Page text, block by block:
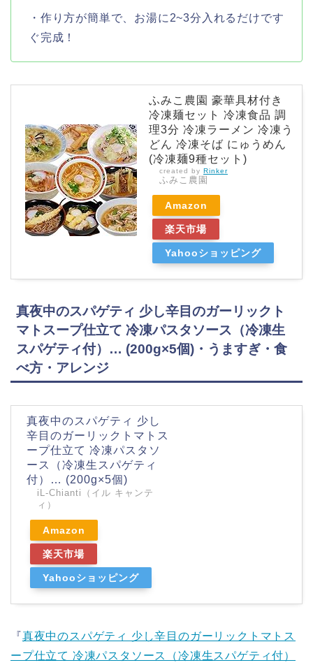
・作り方が簡単で、お湯に2~3分入れるだけです
ぐ完成！
ふみこ農園 豪華具材付き
冷凍麺セット 冷凍食品 調
理3分 冷凍ラーメン 冷凍う
どん 冷凍そば にゅうめん
(冷凍麺9種セット)
created by Rinker
ふみこ農園
Amazon
楽天市場
Yahooショッピング
真夜中のスパゲティ 少し辛目のガーリックト
マトスープ仕立て 冷凍パスタソース（冷凍生
スパゲティ付）… (200g×5個)・うますぎ・食
べ方・アレンジ
真夜中のスパゲティ 少し
辛目のガーリックトマトス
ープ仕立て 冷凍パスタソ
ース（冷凍生スパゲティ
付）… (200g×5個)
iL-Chianti（イル キャンテ
ィ）
Amazon
楽天市場
Yahooショッピング
『真夜中のスパゲティ 少し辛目のガーリックトマトス
ープ仕立て 冷凍パスタソース（冷凍生スパゲティ付）